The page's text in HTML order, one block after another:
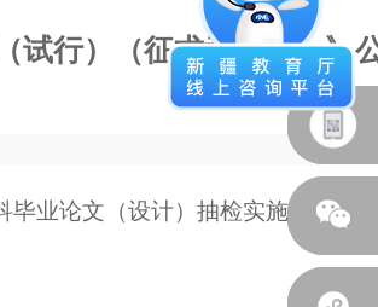
试行）（征求意见稿）》
毕业论文（设计）抽检实施细则（